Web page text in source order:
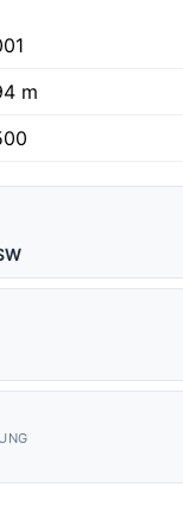
m